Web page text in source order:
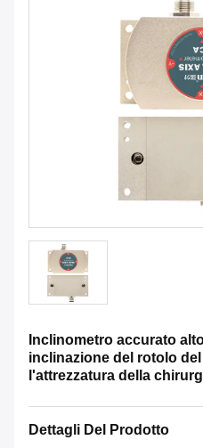
Inclinometro accurato
inclinazione del rotolo
l'attrezzatura della
Dettagli Del Prodotto